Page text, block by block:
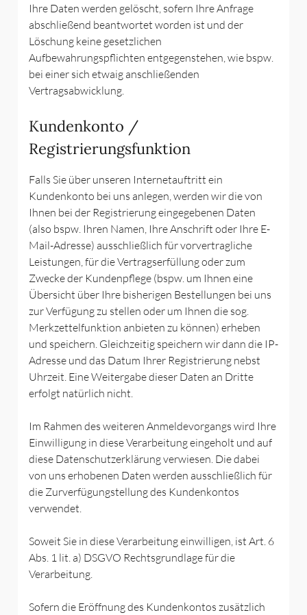
Ihre Daten werden gelöscht, sofern Ihre Anfrage
abschließend beantwortet worden ist und der
Löschung keine gesetzlichen
Aufbewahrungspflichten entgegenstehen, wie bspw.
bei einer sich etwaig anschließenden
Vertragsabwicklung.
Kundenkonto /
Registrierungsfunktion
Falls Sie über unseren Internetauftritt ein
Kundenkonto bei uns anlegen, werden wir die von
Ihnen bei der Registrierung eingegebenen Daten
(also bspw. Ihren Namen, Ihre Anschrift oder Ihre E-
Mail-Adresse) ausschließlich für vorvertragliche
Leistungen, für die Vertragserfüllung oder zum
Zwecke der Kundenpflege (bspw. um Ihnen eine
Übersicht über Ihre bisherigen Bestellungen bei uns
zur Verfügung zu stellen oder um Ihnen die sog.
Merkzettelfunktion anbieten zu können) erheben
und speichern. Gleichzeitig speichern wir dann die IP-
Adresse und das Datum Ihrer Registrierung nebst
Uhrzeit. Eine Weitergabe dieser Daten an Dritte
erfolgt natürlich nicht.
Im Rahmen des weiteren Anmeldevorgangs wird Ihre
Einwilligung in diese Verarbeitung eingeholt und auf
diese Datenschutzerklärung verwiesen. Die dabei
von uns erhobenen Daten werden ausschließlich für
die Zurverfügungstellung des Kundenkontos
verwendet.
Soweit Sie in diese Verarbeitung einwilligen, ist Art. 6
Abs. 1 lit. a) DSGVO Rechtsgrundlage für die
Verarbeitung.
Sofern die Eröffnung des Kundenkontos zusätzlich